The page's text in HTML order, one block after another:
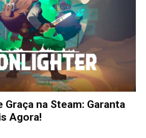
na Steam: Garanta
Agora!